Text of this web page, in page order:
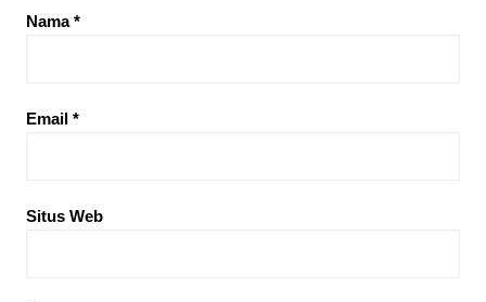
Nama*
Email *
Situs Web